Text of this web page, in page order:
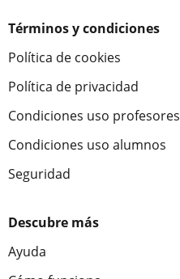
Términos y condiciones
Política de cookies
Política de privacidad
Condiciones uso profesores
Condiciones uso alumnos
Seguridad
Descubre más
Ayuda